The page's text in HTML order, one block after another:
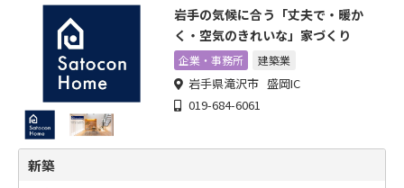
岩手の気候に合う「丈夫で・暖か
く・空気のきれいな」家づくり
企業・事務所 建築業
岩手県滝沢市 盛岡IC
019-684-6061
新築